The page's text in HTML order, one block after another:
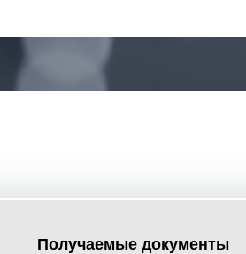
Получаемые документы